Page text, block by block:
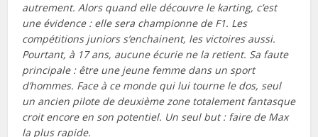
autrement. Alors quand elle découvre le karting, c’est
une évidence : elle sera championne de F1. Les
compétitions juniors s’enchainent, les victoires aussi.
Pourtant, à 17 ans, aucune écurie ne la retient. Sa faute
principale : être une jeune femme dans un sport
d’hommes. Face à ce monde qui lui tourne le dos, seul
un ancien pilote de deuxième zone totalement fantasque
croit encore en son potentiel. Un seul but : faire de Max
la plus rapide.